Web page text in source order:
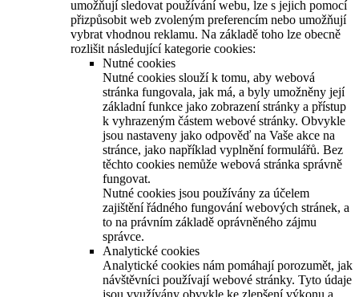
umožňují sledovat používání webu, lze s jejich pomocí
přizpůsobit web zvoleným preferencím nebo umožňují
vybrat vhodnou reklamu. Na základě toho lze obecně
rozlišit následující kategorie cookies:
Nutné cookies
Nutné cookies slouží k tomu, aby webová
stránka fungovala, jak má, a byly umožněny její
základní funkce jako zobrazení stránky a přístup
k vyhrazeným částem webové stránky. Obvykle
jsou nastaveny jako odpověď na Vaše akce na
stránce, jako například vyplnění formulářů. Bez
těchto cookies nemůže webová stránka správně
fungovat.
Nutné cookies jsou používány za účelem
zajištění řádného fungování webových stránek, a
to na právním základě oprávněného zájmu
správce.
Analytické cookies
Analytické cookies nám pomáhají porozumět, jak
návštěvníci používají webové stránky. Tyto údaje
jsou využívány obvykle ke zlepšení výkonu a